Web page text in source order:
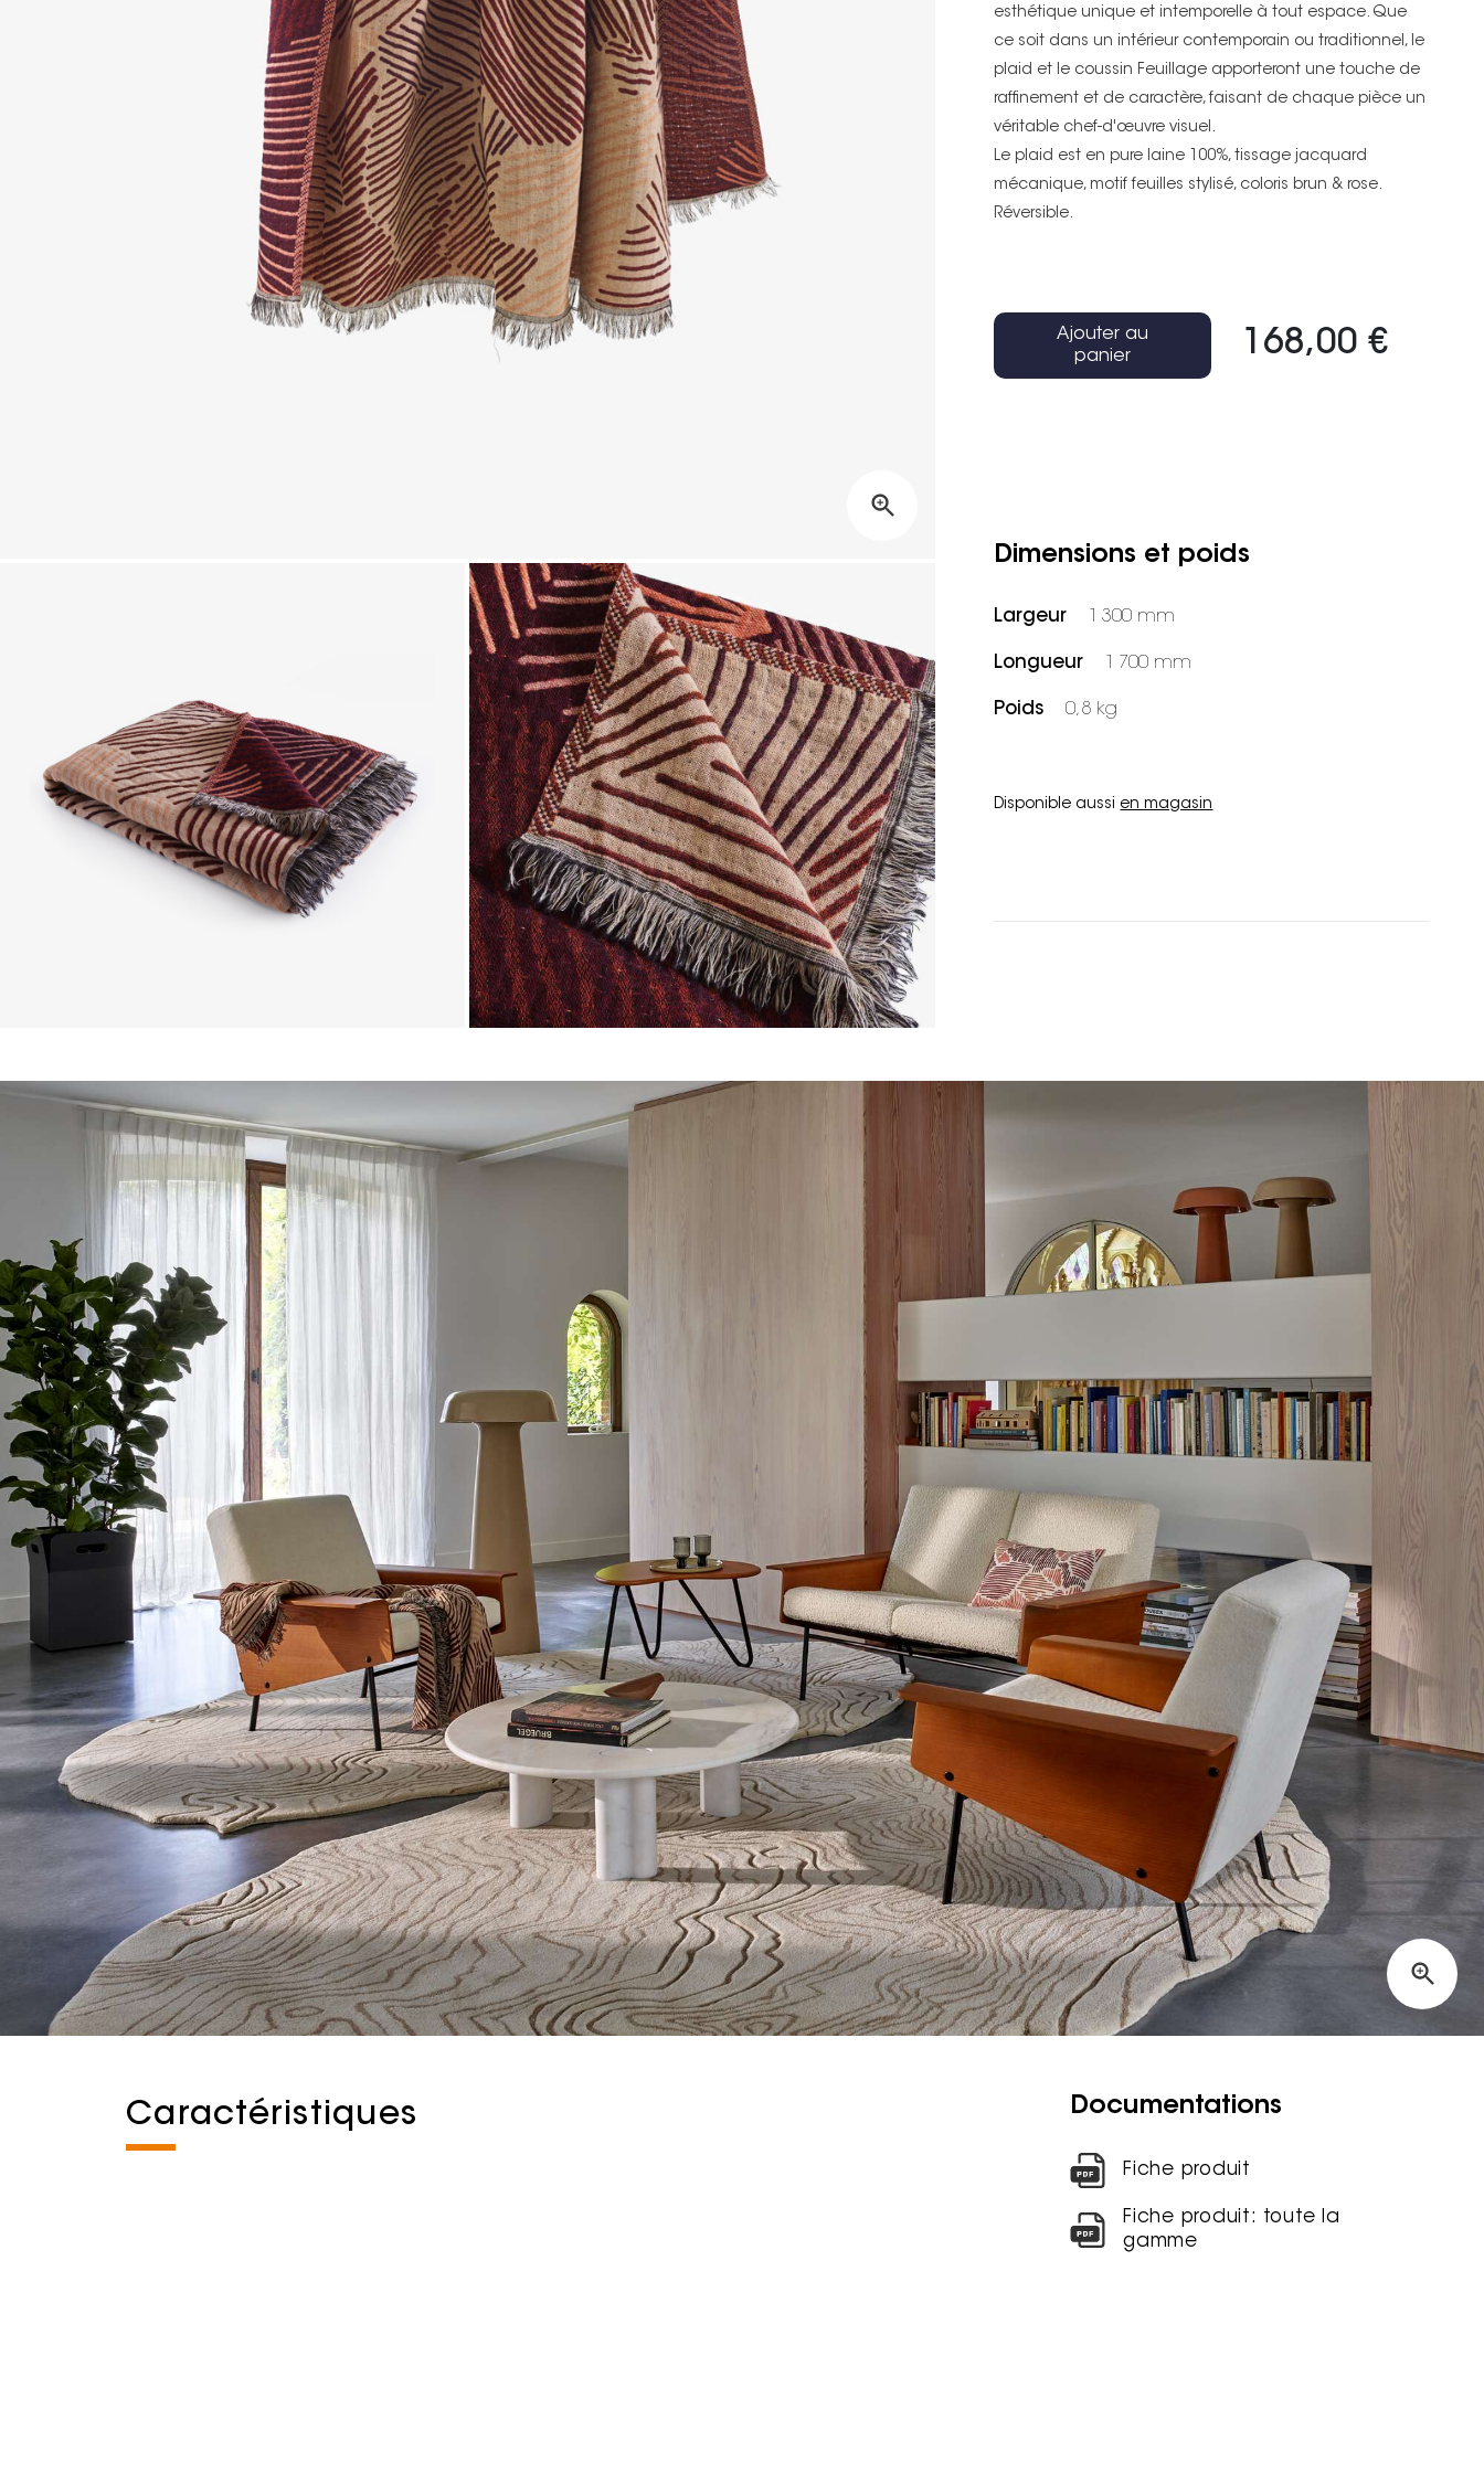
esthétique unique et intemporelle à tout espace. Que
ce soit dans un intérieur contemporain ou traditionnel, le
plaid et le coussin Feuillage apporteront une touche de
raffinement et de caractère, faisant de chaque pièce un
véritable chef-d'œuvre visuel.
Le plaid est en pure laine 100%, tissage jacquard
mécanique, motif feuilles stylisé, coloris brun & rose.
Réversible.
168,00 €
Ajouter au
panier
Dimensions et poids
Largeur 1 300 mm
Longueur 1 700 mm
Poids 0,8 kg
Disponible aussi en magasin
Caractéristiques Documentations
Fiche produit
Fiche produit: toute la
gamme